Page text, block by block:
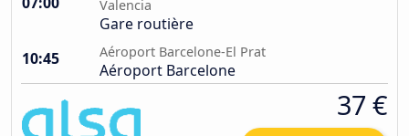
Valencia
Gare routière
10:45
Aéroport Barcelone-El Prat
Aéroport Barcelone
37 €